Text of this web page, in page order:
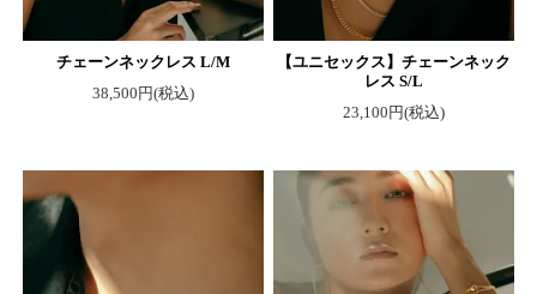
チェーンネックレス L/M
38,500円(税込)
【ユニセックス】チェーンネック
レス S/L
23,100円(税込)